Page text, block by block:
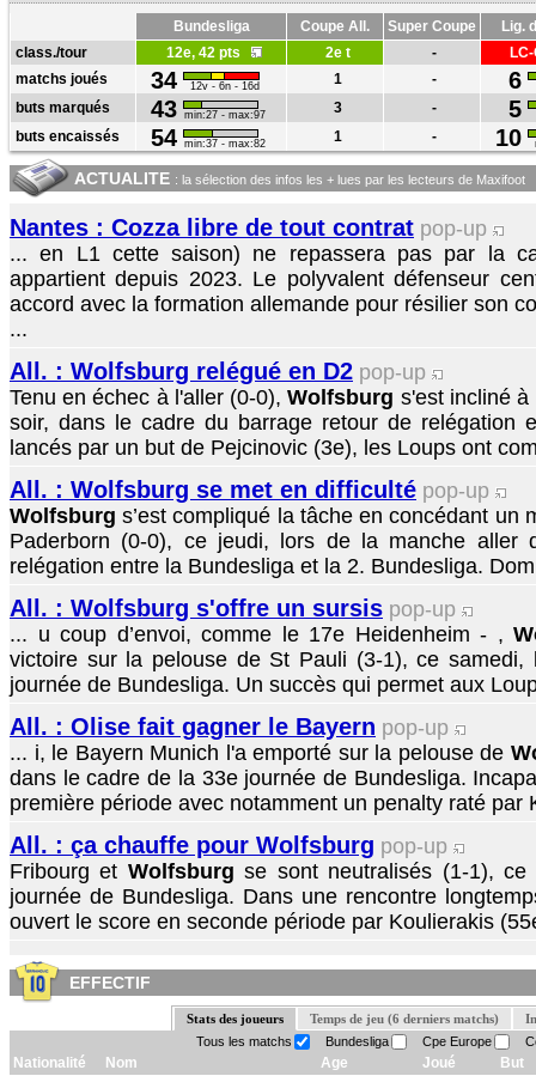
Bundesliga Coupe All. Super Coupe
Lig.
class./tour
12e, 42 pts 2e t -
matchs joués
34 12v - 6n - 16d 1 - 6
buts marqués 43 min:27 - max:97 3 - 5
buts encaissés 54 min:37 - max:82 1 - 10
ACTUALITE : la sélection des infos les + lues par les lecteurs de Maxifoot
Nantes : Cozza libre de tout contrat pop-up
... en L1 cette saison) ne repassera pas par la
appartient depuis 2023. Le polyvalent défenseur
accord avec la formation allemande pour résilier son
...
All. : Wolfsburg relégué en D2 pop-up
Tenu en échec à l'aller (0-0),Wolfsburg s'est incliné
soir, dans le cadre du barrage retour de relégation
lancés par un but de Pejcinovic (3e), les Loups ont
All. : Wolfsburg se met en difficulté pop-up
Wolfsburg s’est compliqué la tâche en concédant un
Paderborn (0-0), ce jeudi, lors de la manche aller
relégation entre la Bundesliga et la 2. Bundesliga.
All. : Wolfsburg s'offre un sursis pop-up
... u coup d’envoi, comme le 17e Heidenheim - ,
victoire sur la pelouse de St Pauli (3-1), ce
journée de Bundesliga. Un succès qui permet aux
All. : Olise fait gagner le Bayern pop-up
... i, le Bayern Munich l'a emporté sur la pelouse de
dans le cadre de la 33e journée de Bundesliga.
première période avec notamment un penalty raté par
All. : ça chauffe pour Wolfsburg pop-up
Fribourg et Wolfsburg se sont neutralisés (1-1),
journée de Bundesliga. Dans une rencontre
ouvert le score en seconde période par Koulierakis
EFFECTIF
Stats des joueurs Temps de jeu (6 derniers matchs)
Tous les matchs
Bundesliga Cpe Europe
Nationalité Nom Age Joué But